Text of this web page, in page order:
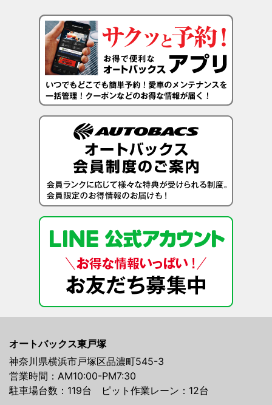
オートバックス東戸塚
神奈川県横浜市戸塚区品濃町545-3
営業時間：AM10:00-PM7:30
駐車場台数：119台 ピット作業レーン：12台